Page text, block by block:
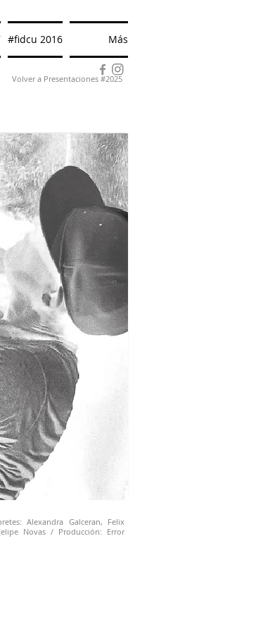
#fidcu 2016 Más
Volver a Presentaciones #2025
Alexandra Galceran, Felix
Novas / Producción: Error